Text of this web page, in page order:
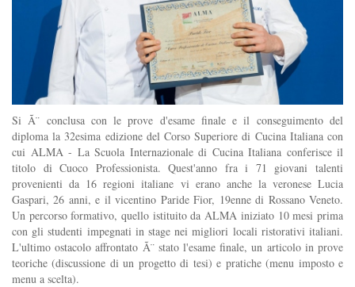
Si Ã¨ conclusa con le prove d'esame finale e il conseguimento del
diploma la 32esima edizione del Corso Superiore di Cucina Italiana con
cui ALMA - La Scuola Internazionale di Cucina Italiana conferisce il
titolo di Cuoco Professionista. Quest'anno fra i 71 giovani talenti
provenienti da 16 regioni italiane vi erano anche la veronese Lucia
Gaspari, 26 anni, e il vicentino Paride Fior, 19enne di Rossano Veneto.
Un percorso formativo, quello istituito da ALMA iniziato 10 mesi prima
con gli studenti impegnati in stage nei migliori locali ristorativi italiani.
L'ultimo ostacolo affrontato Ã¨ stato l'esame finale, un articolo in prove
teoriche (discussione di un progetto di tesi) e pratiche (menu imposto e
menu a scelta).